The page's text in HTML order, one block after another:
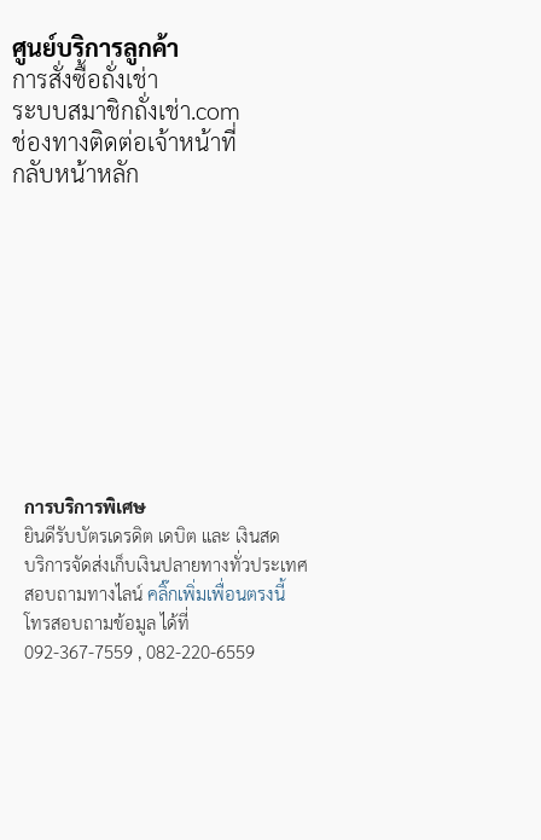
ศูนย์บริการลูกค้า
การสั่งซื้อถั่งเช่า
ระบบสมาชิกถั่งเช่า.com
ช่องทางติดต่อเจ้าหน้าที่
กลับหน้าหลัก
การบริการพิเศษ
ยินดีรับบัตรเดรดิต เดบิต และ เงินสด
บริการจัดส่งเก็บเงินปลายทางทั่วประเทศ
สอบถามทางไลน์ คลิ๊กเพิ่มเพื่อนตรงนี้
โทรสอบถามข้อมูล ได้ที่
092-367-7559 , 082-220-6559